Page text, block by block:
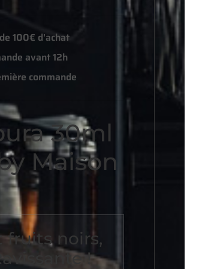
100€ d'achat
avant 12h
commande
30ml
Maison
fruits noirs,
!